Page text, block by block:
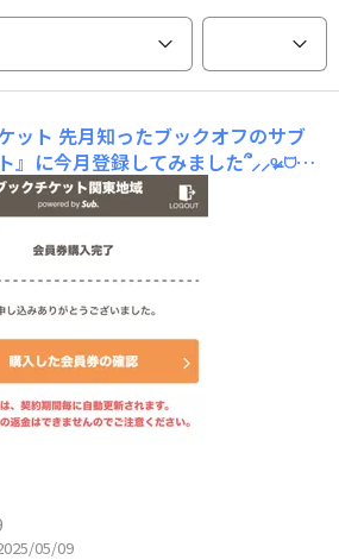
ット 先月知ったブックオフのサブ
』に今月登録してみました՞⸝⸝ᵒ̴̶̷ 𓈞
交換したい本見つかるかなあ？」と
今日の時点でもう6冊交換している
そうです🐰⸝꙳.‎˖ 220円の本を6冊交換
05/09